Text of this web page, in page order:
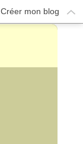
Créer mon blog